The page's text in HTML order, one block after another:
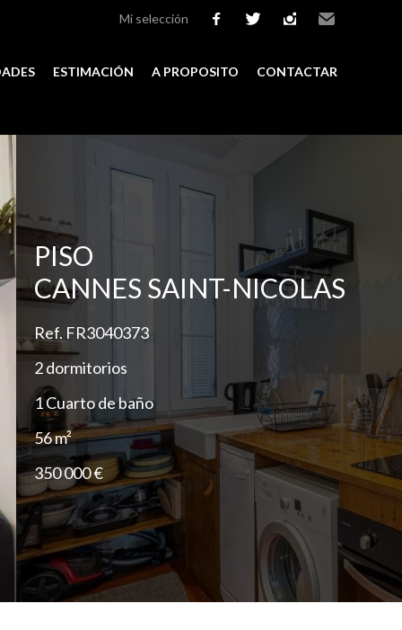
Mi selección
ESTIMACIÓN A PROPOSITO CONTACTAR
PISO
CANNES SAINT-NICOLAS
Ref. FR3040373
2 dormitorios
1 Cuarto de baño
56 m²
350 000 €